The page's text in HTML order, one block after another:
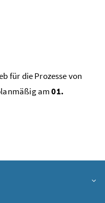
für die Prozesse von
am01.